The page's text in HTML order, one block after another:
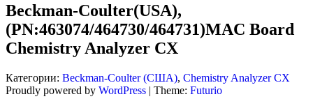
BOARD,5 CHANNEL
CHEMISTRY ANALYZER
CX
BOARD CHEMISTRY
Beckman-Coulter(USA),
(PN:463074/464730/464731)MAC Board
Chemistry Analyzer CX
Категории: Beckman-Coulter (США), Chemistry Analyzer CX
Proudly powered by WordPress | Theme: Futurio